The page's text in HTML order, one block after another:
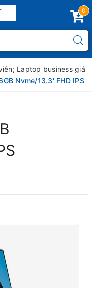
0
Laptop business giá
Nvme/13.3' FHD IPS